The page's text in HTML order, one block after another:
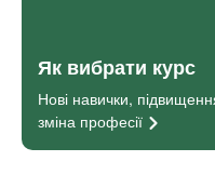
Як вибрати курс
Нові навички,
зміна професії